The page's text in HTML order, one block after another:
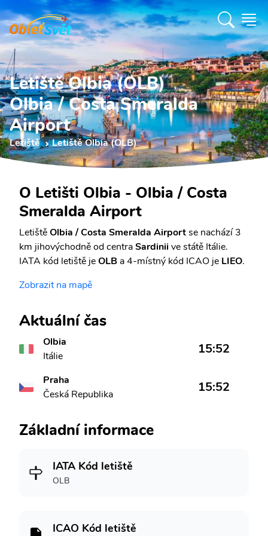
Letiště Olbia (OLB)
Olbia / Costa Smeralda
Airport
Letiště Letiště Olbia (OLB)
O Letišti Olbia - Olbia / Costa
Smeralda Airport
LetištěOlbia / Costa Smeralda Airportse nachází 3
km jihovýchodně od centraSardiniive státě Itálie.
IATA kód letiště jeOLB a 4-místný kód ICAO je LIEO.
Zobrazit na mapě
Aktuální čas
Olbia
Itálie
15:52
Praha
Česká Republika
15:52
Základní informace
IATA Kód letiště
OLB
ICAO Kód letiště